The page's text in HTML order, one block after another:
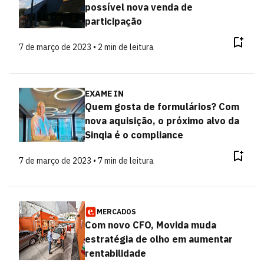
possível nova venda de
participação
7 de março de 2023 • 2 min de leitura
EXAME IN
Quem gosta de formulários? Com
nova aquisição, o próximo alvo da
Sinqia é o compliance
7 de março de 2023 • 7 min de leitura
MERCADOS
Com novo CFO, Movida muda
estratégia de olho em aumentar
rentabilidade